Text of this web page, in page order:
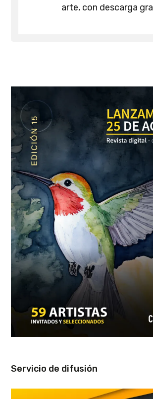
arte, con descarga
Servicio de difusión